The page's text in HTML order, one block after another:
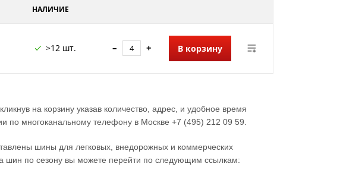
НАЛИЧИЕ
>12 шт. – + В корзину
на корзину указав количество, адрес, и удобное время
по многоканальному телефону в Москве +7 (495) 212 09 59.
шины для легковых, внедорожных и коммерческих
шин по сезону вы можете перейти по следующим ссылкам: